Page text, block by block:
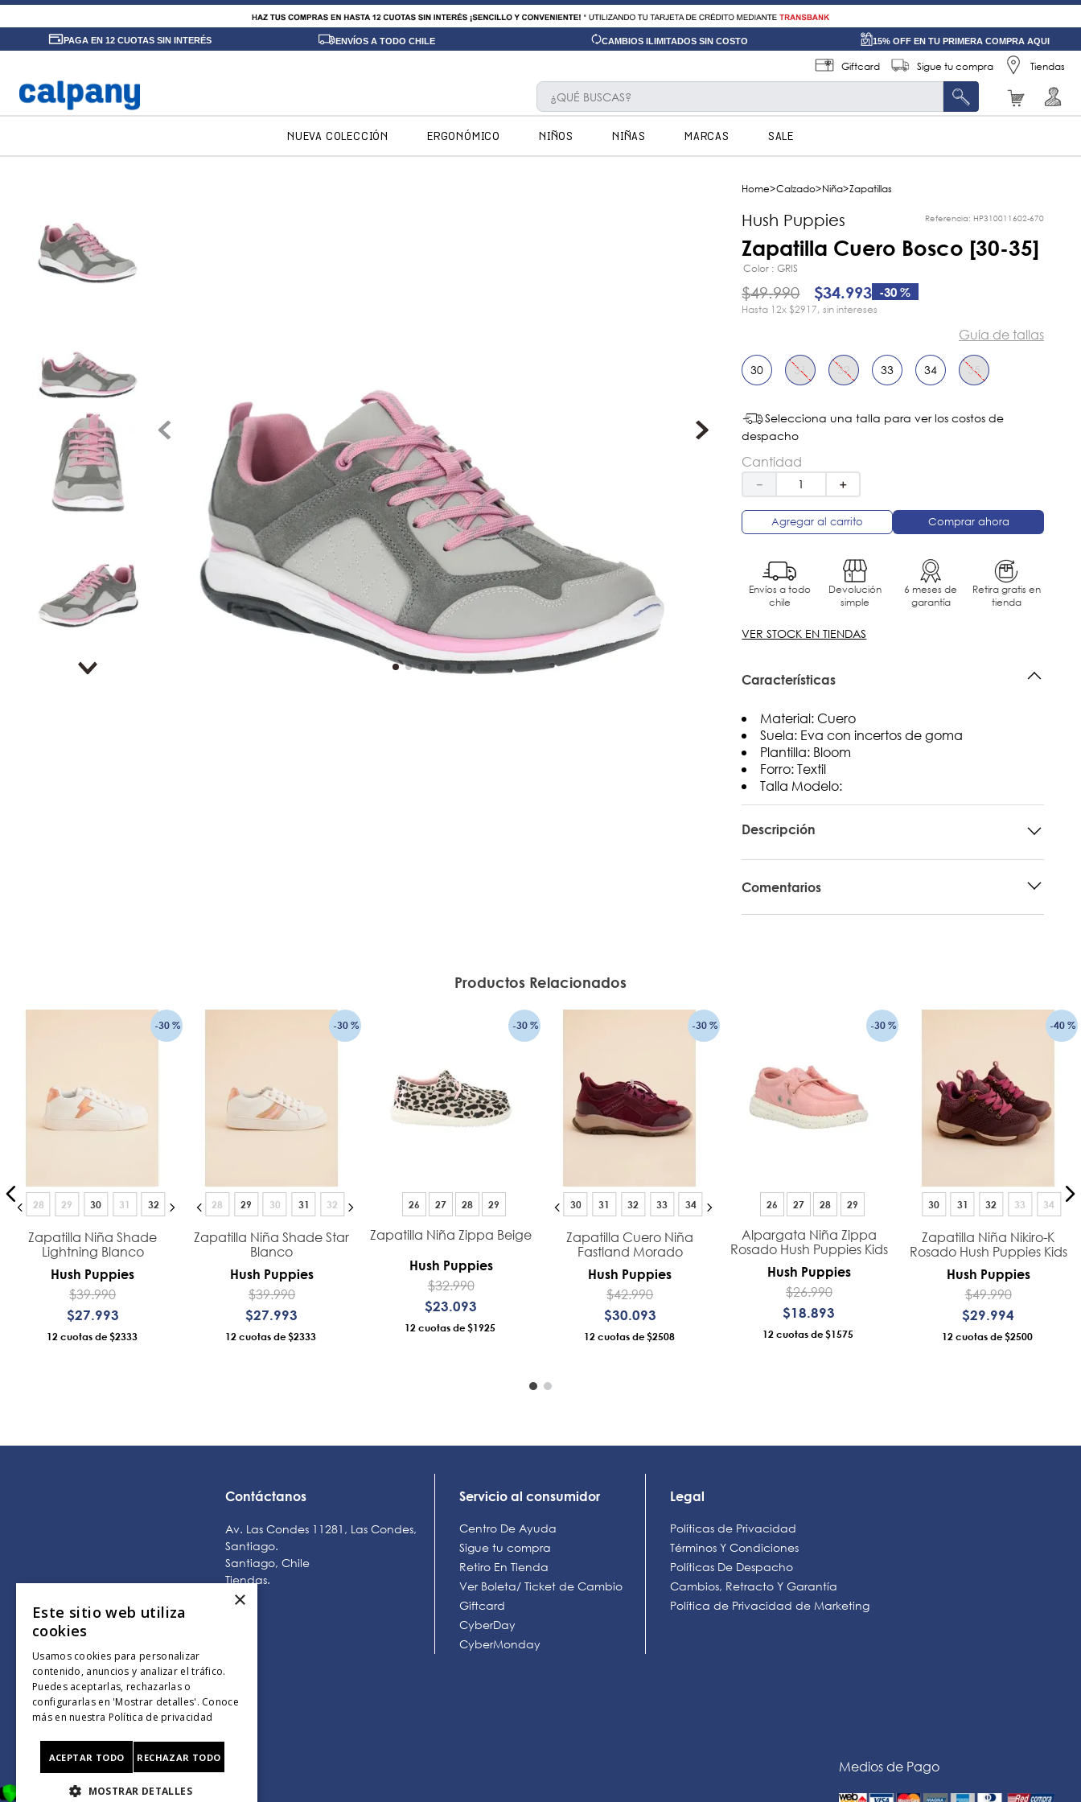
PAGA EN 12 CUOTAS SIN INTERÉS ENVÍOS A TODO CHILE CAMBIOS ILIMITADOS SIN COSTO 15% OFF EN TU PRIMERA COMPRA AQUI
Giftcard Sigue tu compra Tiendas
¿QUÉ BUSCAS?
NUEVA COLECCIÓN ERGONÓMICO NIÑOS NIÑAS MARCAS SALE
Calzado Niña Zapatillas
Hush Puppies Referencia: HP310011602-670
Zapatilla Cuero Bosco [30-35]
Color GRIS
$49.990 $34.993 -30 %
12x$2917 sin intereses
Guia de tallas
30 31 32 33 34 35
Selecciona una talla para ver los costos de
despacho
Cantidad
＋
－
Agregar al carrito Comprar ahora
Envíos a todo
chile
Devolución
simple
6 meses de
garantía
Retira gratis en
tienda
VER STOCK EN TIENDAS
Características
Material: Cuero
Suela: Eva con incertos de goma
Plantilla: Bloom
Forro: Textil
Talla Modelo:
Descripción
Comentarios
Productos Relacionados
-30 %
28 29 30 31 32
Zapatilla Niña Shade
Lightning Blanco
Hush Puppies
$39.990
$27 993
12 $2333
-30 %
28 29 30 31 32
Zapatilla Niña Shade Star
Blanco
Hush Puppies
$39.990
$27 993
12 $2333
-30 %
26 27 28 29
Zapatilla Niña Zippa Beige
Hush Puppies
$32.990
$23.093
12 $1925
-30 %
30 31 32 33 34
Zapatilla Cuero Niña
Fastland Morado
Hush Puppies
$42.990
$30 093
12 $2508
-30 %
26 27 28 29
Alpargata Niña Zippa
Rosado Hush Puppies Kids
Hush Puppies
$26.990
$18 .893
12 $1575
-40 %
30 31 32 33 34
Zapatilla Niña Nikiro-K
Rosado Hush Puppies Kids
Hush Puppies
$49.990
$29 994
12 $2500
Contáctanos
Av. Las Condes 11281, Las Condes,
Santiago.
Santiago, Chile
Tiendas.
Servicio al consumidor
Centro De Ayuda
Sigue tu compra
Retiro En Tienda
Ver Boleta/ Ticket de Cambio
Giftcard
CyberDay
CyberMonday
Legal
Políticas de Privacidad
Términos Y Condiciones
Políticas De Despacho
Cambios, Retracto Y Garantía
Política de Privacidad de Marketing
Medios de Pago
×
Este sitio web utiliza
cookies
Usamos cookies para personalizar
contenido, anuncios y analizar el tráfico.
Puedes aceptarlas, rechazarlas o
configurarlas en 'Mostrar detalles'. Conoce
más en nuestra Política de privacidad
ACEPTAR TODO RECHAZAR TODO
MOSTRAR DETALLES
TÉRMINOS MÁS BUSCADOS
1.
ninos